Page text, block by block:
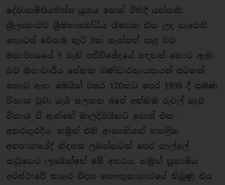
දේවානම්පියතිස්ස යුගය තෙක් විහිදී යන්නකි.
ශ්‍රීලංකාවට ශ්‍රීමහාබෝධිය රැගෙන එන ලද නැවෙහි
කොටස් වෙනම කුටි 3ක තැන්පත් කළ බව
මහාවංශයේ 9 වැනි පරිච්ඡේදයේ සඳහන් කොට ඇති
බව මහාචාර්ය සේනක බණ්ඩාරනායකයන් සටහන්
කොට ඇත. මෙයින් වසර 120කට පෙර 1898 දී පමණ
විනාශ වූවා යැයි සලකන අපේ අන්තිම රුවල් නැව
විනාශ වී ඇත්තේ මාලදිවයිනට ගොස් එන
අතරතුරදීය. නමුත් එහි ආකෘතියක් හතළිහ
අගභාගයේදී නිදහස ලබන්නටත් පෙර ගාල්ලේ
කටුගෙට ලැබෙන්නේ මේ අතරය. නමුත් සුනාමිය
අවස්ථාවේ සාගර විද්‍යා කෞතුකාගාරයේ තිබුණු එය